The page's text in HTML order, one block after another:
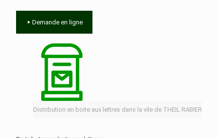
Demande en ligne
Distribution en boite aux lettres dans la vile de THEIL RABIER